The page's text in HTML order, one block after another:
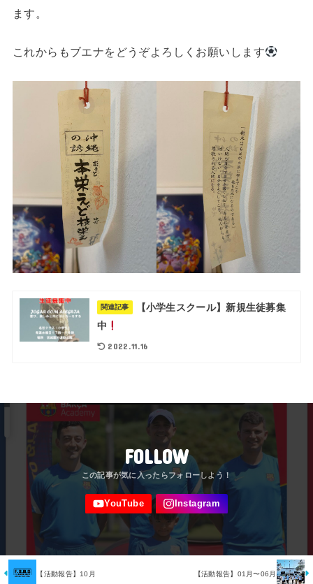
ます。
これからもブエナをどうぞよろしくお願いします
関連記事
【小学生スクール】新規生徒募集
中
2022.11.16
FOLLOW
【活動報告】10月 【活動報告】01月〜06月